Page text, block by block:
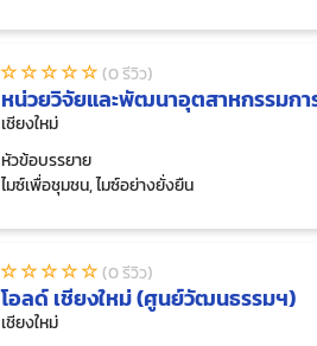
(0 รีวิว)
หน่วยวิจัยและพัฒนาอุตสาหกรรมกา
เชียงใหม่
หัวข้อบรรยาย
ไมซ์เพื่อชุมชน, ไมซ์อย่างยั่งยืน
(0 รีวิว)
โอลด์ เชียงใหม่ (ศูนย์วัฒนธรรมฯ)
เชียงใหม่